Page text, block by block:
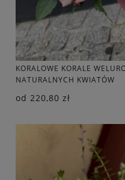
KORALOWE KORALE
NATURALNYCH KWIATÓW
od 220,80 zł